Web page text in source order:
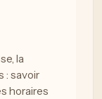
la
: savoir
horaires